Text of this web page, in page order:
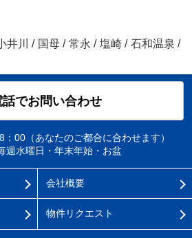
井川 / 国母 / 常永 / 塩崎 / 石和温泉 /
話でお問い合わせ
：00（あなたのご都合に合わせます）
週水曜日・年末年始・お盆
会社概要
物件リクエスト